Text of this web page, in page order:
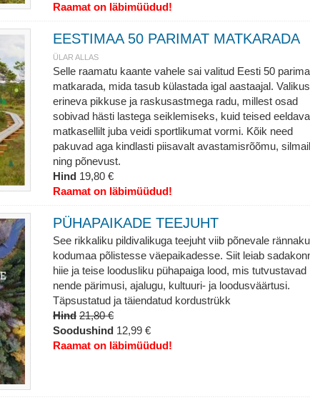
Raamat on läbimüüdud!
EESTIMAA 50 PARIMAT MATKARADA
ÜLAR ALLAS
Selle raamatu kaante vahele sai valitud Eesti 50
matkarada, mida tasub külastada igal aastaajal.
erineva pikkuse ja raskusastmega radu, millest osad
sobivad hästi lastega seiklemiseks, kuid teised
matkasellilt juba veidi sportlikumat vormi. Kõik need
pakuvad aga kindlasti piisavalt avastamisrõõmu,
ning põnevust.
Hind 19,80 €
Raamat on läbimüüdud!
PÜHAPAIKADE TEEJUHT
See rikkaliku pildivalikuga teejuht viib põnevale
kodumaa põlistesse väepaikadesse. Siit leiab
hiie ja teise loodusliku pühapaiga lood, mis tutvustavad
nende pärimusi, ajalugu, kultuuri- ja loodusväärtusi.
Täpsustatud ja täiendatud kordustrükk
Hind 21,80 €
Soodushind 12,99 €
Raamat on läbimüüdud!